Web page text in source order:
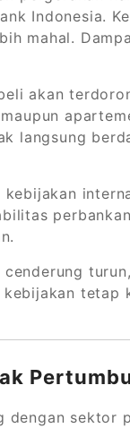
Indonesia.
mahal.
akan
langsung
tetap
dengan sektor